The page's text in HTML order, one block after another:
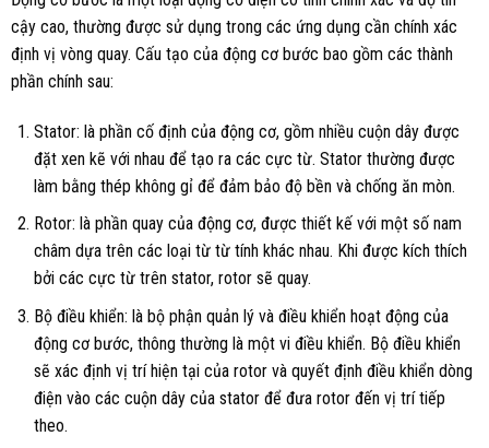
cậy cao, thường được sử dụng trong các ứng dụng cần chính xác
định vị vòng quay. Cấu tạo của động cơ bước bao gồm các thành
phần chính sau:
Stator: là phần cố định của động cơ, gồm nhiều cuộn dây được
đặt xen kẽ với nhau để tạo ra các cực từ. Stator thường được
làm bằng thép không gỉ để đảm bảo độ bền và chống ăn mòn.
Rotor: là phần quay của động cơ, được thiết kế với một số nam
châm dựa trên các loại từ từ tính khác nhau. Khi được kích thích
bởi các cực từ trên stator, rotor sẽ quay.
Bộ điều khiển: là bộ phận quản lý và điều khiển hoạt động của
động cơ bước, thông thường là một vi điều khiển. Bộ điều khiển
sẽ xác định vị trí hiện tại của rotor và quyết định điều khiển dòng
điện vào các cuộn dây của stator để đưa rotor đến vị trí tiếp
theo.